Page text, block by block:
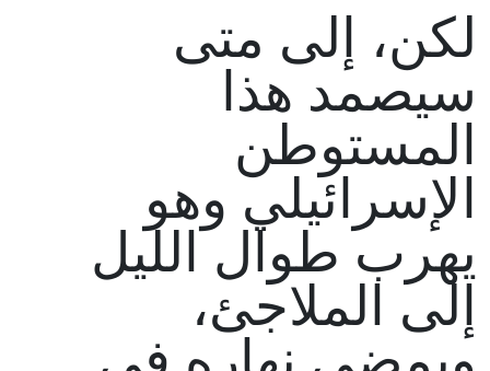
لكن، إلى متى
سيصمد هذا
المستوطن
الإسرائيلي وهو
يهرب طوال الليل
إلى الملاجئ،